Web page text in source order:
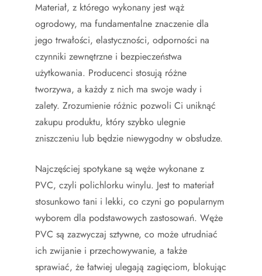
Materiał, z którego wykonany jest wąż
ogrodowy, ma fundamentalne znaczenie dla
jego trwałości, elastyczności, odporności na
czynniki zewnętrzne i bezpieczeństwa
użytkowania. Producenci stosują różne
tworzywa, a każdy z nich ma swoje wady i
zalety. Zrozumienie różnic pozwoli Ci uniknąć
zakupu produktu, który szybko ulegnie
zniszczeniu lub będzie niewygodny w obsłudze.
Najczęściej spotykane są węże wykonane z
PVC, czyli polichlorku winylu. Jest to materiał
stosunkowo tani i lekki, co czyni go popularnym
wyborem dla podstawowych zastosowań. Węże
PVC są zazwyczaj sztywne, co może utrudniać
ich zwijanie i przechowywanie, a także
sprawiać, że łatwiej ulegają zagięciom, blokując